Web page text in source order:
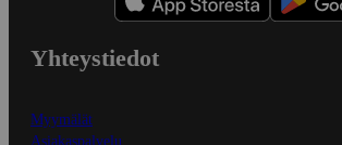
Yhteystiedot
Myymälät
Asiakaspalvelu